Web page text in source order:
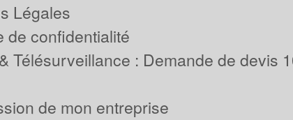
Légales
de confidentialité
Télésurveillance : Demande de devis
de mon entreprise